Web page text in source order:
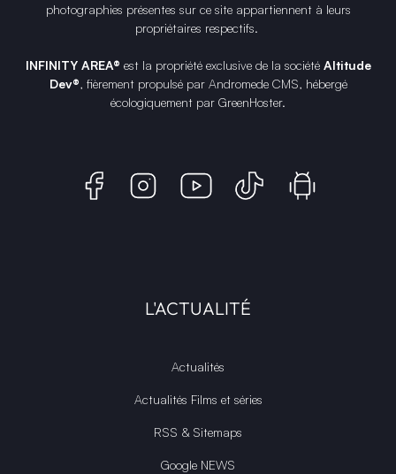
photographies présentes sur ce site appartiennent à leurs
propriétaires respectifs.
INFINITY AREA® est la propriété exclusive de la société Altitude
Dev®, fièrement propulsé par Andromede CMS, hébergé
écologiquement par GreenHoster.
L'ACTUALITÉ
Actualités
Actualités Films et séries
RSS & Sitemaps
Google NEWS